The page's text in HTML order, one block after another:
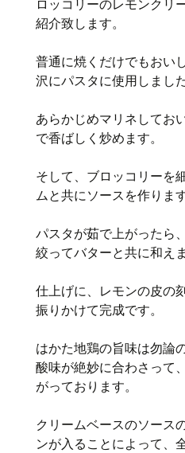
ロッコリーのレモンクリ
紹介致します。
普通に焼くだけでもおい
沢にパスタに使用しました
あらかじめマリネしてお
で香ばしく炒めます。
そして、ブロッコリーを
ムと共にソースを作ります
パスタが茹で上がったら
絞ってバターと共に和えま
仕上げに、レモンの皮の
振りかけて完成です。
はかた地鶏の旨味は勿論
酸味が絶妙に合わさって
がっております。
クリームベースのソース
ンが入ることによって、